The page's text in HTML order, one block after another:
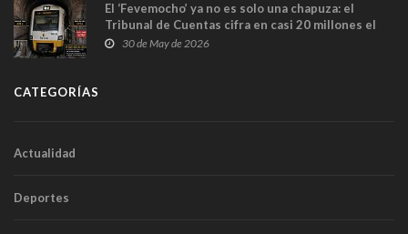
El ‘Fevemocho’ ya no es solo una chapuza: el
Tribunal de Cuentas cifra en casi 20 millones el
sobrecoste de los trenes que no cabían por los
30 de May de 2026
CATEGORÍAS
Actualidad
Deportes